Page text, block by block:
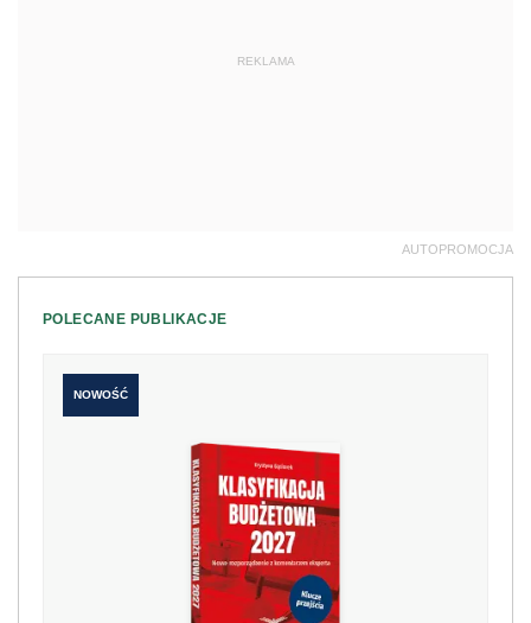
REKLAMA
AUTOPROMOCJA
POLECANE PUBLIKACJE
NOWOŚĆ